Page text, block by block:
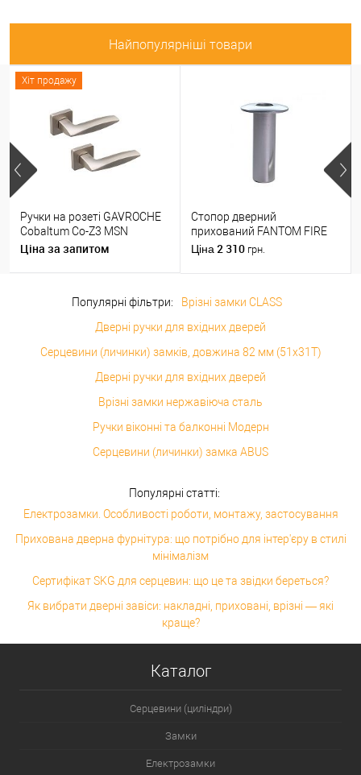
Найпопулярніші товари
Хіт продажу
Ручки на розеті GAVROCHE
Cobaltum Co-Z3 MSN
матовий нікель
Ціна за запитом
Стопор дверний
прихований FANTOM FIRE
магнітний хром матовий
Ціна 2 310 грн.
Популярні фільтри:
Врізні замки CLASS
Дверні ручки для вхідних дверей
Серцевини (личинки) замків, довжина 82 мм (51x31T)
Дверні ручки для вхідних дверей
Врізні замки нержавіюча сталь
Ручки віконні та балконні Модерн
Серцевини (личинки) замка ABUS
Популярні статті:
Електрозамки. Особливості роботи, монтажу, застосування
Прихована дверна фурнітура: що потрібно для інтер'єру в стилі
мінімалізм
Сертифікат SKG для серцевин: що це та звідки береться?
Як вибрати дверні завіси: накладні, приховані, врізні — які
краще?
Каталог
Серцевини (циліндри)
Замки
Електрозамки